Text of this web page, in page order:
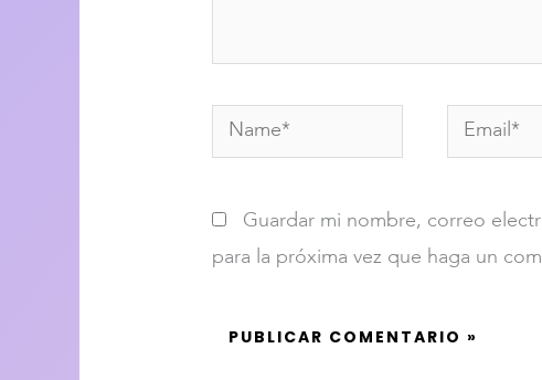
Name* Email*
Guardar mi nombre, correo
para la próxima vez que haga un